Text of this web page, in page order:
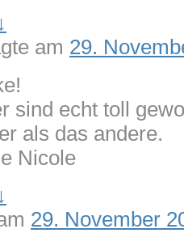
am 29.
sind echt toll
als das andere.
Nicole
29. November